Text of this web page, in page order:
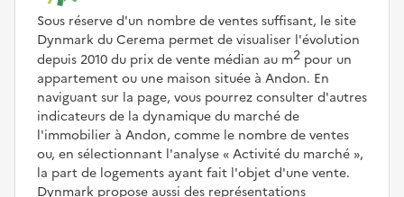
Sous réserve d'un nombre de ventes suffisant, le site
Dynmark du Cerema permet de visualiser l'évolution
depuis 2010 du prix de vente médian au m2 pour un
appartement ou une maison située à Andon. En
naviguant sur la page, vous pourrez consulter d'autres
indicateurs de la dynamique du marché de
l'immobilier à Andon, comme le nombre de ventes
ou, en sélectionnant l'analyse
Activité du marché ,
la part de logements ayant fait l'objet d'une vente.
Dynmark propose aussi des représentations